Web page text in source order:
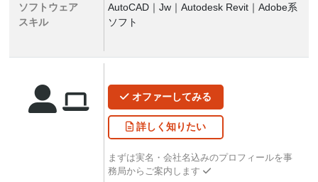
ソフトウェア
スキル
AutoCAD｜Jw｜Autodesk Revit｜Adobe系
ソフト
オファーしてみる
詳しく知りたい
まずは実名・会社名込みのプロフィールを事
務局からご案内します